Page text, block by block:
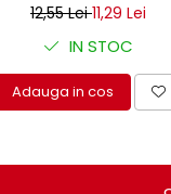
12,55 Lei11,29 Lei
IN STOC
Adauga in cos